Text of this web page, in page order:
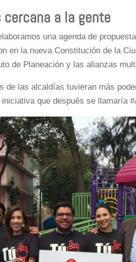
a la gente
una agenda de
en la nueva Constitución de la
de Planeación y las alianzas
de las alcaldías tuvieran más
que después se llamaría